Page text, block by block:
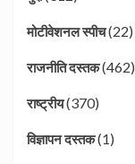
मोटीवेशनल स्पीच(22)
राजनीति दस्तक(462)
राष्ट्रीय(370)
विज्ञापन दस्तक(1)